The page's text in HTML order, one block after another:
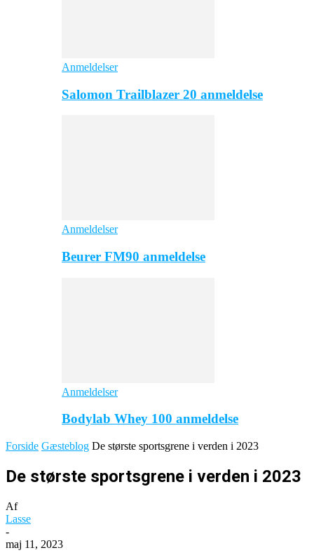
Anmeldelser
Salomon Trailblazer 20 anmeldelse
Anmeldelser
Beurer FM90 anmeldelse
Anmeldelser
Bodylab Whey 100 anmeldelse
Forside Gæsteblog De største sportsgrene i verden i 2023
De største sportsgrene i verden i 2023
Af
Lasse
-
maj 11, 2023